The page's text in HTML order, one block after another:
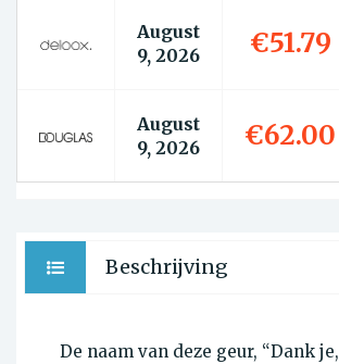
August
9, 2026
€51.79
August
9, 2026
€62.00
Beschrijving
De naam van deze geur, “Dank je,